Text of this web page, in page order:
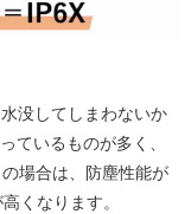
没してしまわないか
ているものが多く、
場合は、防塵性能が
くなります。